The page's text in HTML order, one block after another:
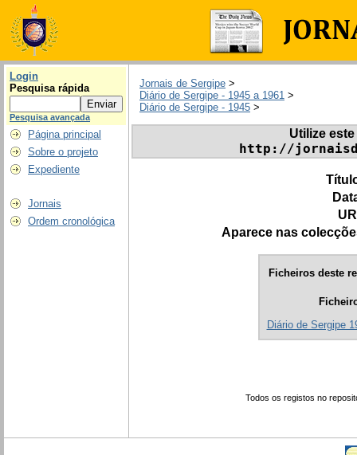
Login
Pesquisa rápida
Pesquisa avançada
Página principal
Sobre o projeto
Expediente
Jornais
Ordem cronológica
Jornais de Sergipe >
Diário de Sergipe - 1945 a 1961 >
Diário de Sergipe - 1945 >
Utilize
http://
Aparece nas
Ficheiros deste
Diário de Sergipe
Todos os registos no